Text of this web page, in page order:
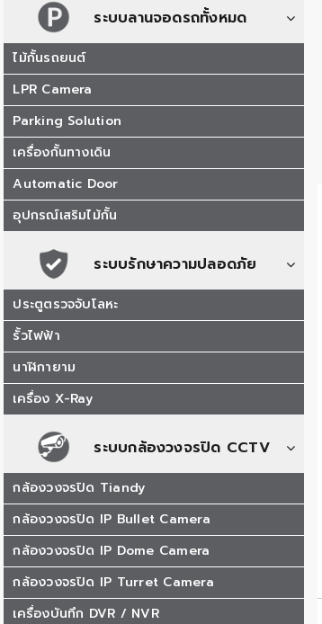
ระบบลานจอดรถทั้งหมด
ไม้กั้นรถยนต์
LPR Camera
Parking Solution
เครื่องกั้นทางเดิน
Automatic Door
อุปกรณ์เสริมไม้กั้น
ระบบรักษาความปลอดภัย
ประตูตรวจจับโลหะ
รั้วไฟฟ้า
นาฬิกายาม
เครื่อง X-Ray
ระบบกล้องวงจรปิด CCTV
กล้องวงจรปิด Tiandy
กล้องวงจรปิด IP Bullet Camera
กล้องวงจรปิด IP Dome Camera
กล้องวงจรปิด IP Turret Camera
เครื่องบันทึก DVR / NVR